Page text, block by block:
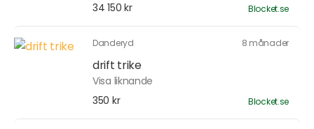
34 150 kr
Blocket.se
Danderyd 8 månader
drift trike
Visa liknande
350 kr
Blocket.se